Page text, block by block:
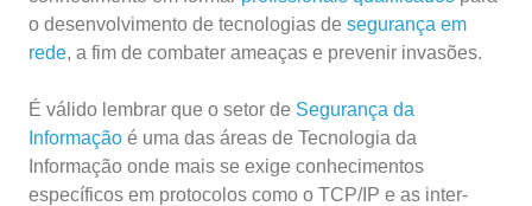
o desenvolvimento de tecnologias de segurança em
rede, a fim de combater ameaças e prevenir invasões.
É válido lembrar que o setor de Segurança da
Informação é uma das áreas de Tecnologia da
Informação onde mais se exige conhecimentos
específicos em protocolos como o TCP/IP e as inter-